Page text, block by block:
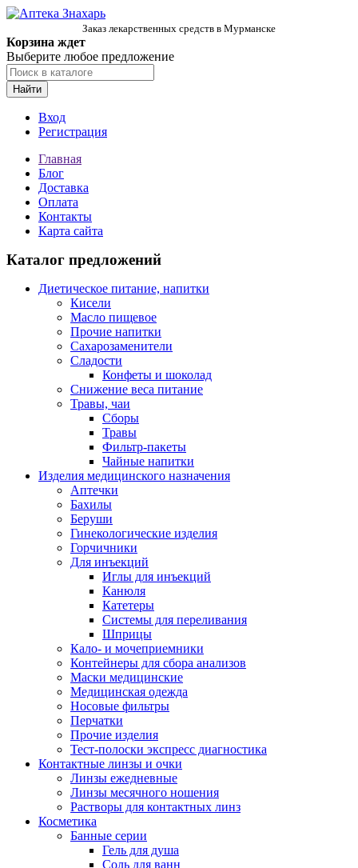
Заказ лекарственных средств в Мурманске
Корзина ждет
Выберите любое предложение
Найти
Вход
Регистрация
Главная
Блог
Доставка
Оплата
Контакты
Карта сайта
Каталог предложений
Диетическое питание, напитки
Кисели
Масло пищевое
Прочие напитки
Сахарозаменители
Сладости
Конфеты и шоколад
Снижение веса питание
Травы, чаи
Сборы
Травы
Фильтр-пакеты
Чайные напитки
Изделия медицинского назначения
Аптечки
Бахилы
Беруши
Гинекологические изделия
Горчичники
Для инъекций
Иглы для инъекций
Канюля
Катетеры
Системы для переливания
Шприцы
Кало- и мочеприемники
Контейнеры для сбора анализов
Маски медицинские
Медицинская одежда
Носовые фильтры
Перчатки
Прочие изделия
Тест-полоски экспресс диагностика
Контактные линзы и очки
Линзы ежедневные
Линзы месячного ношения
Растворы для контактных линз
Косметика
Банные серии
Гель для душа
Соль для ванн